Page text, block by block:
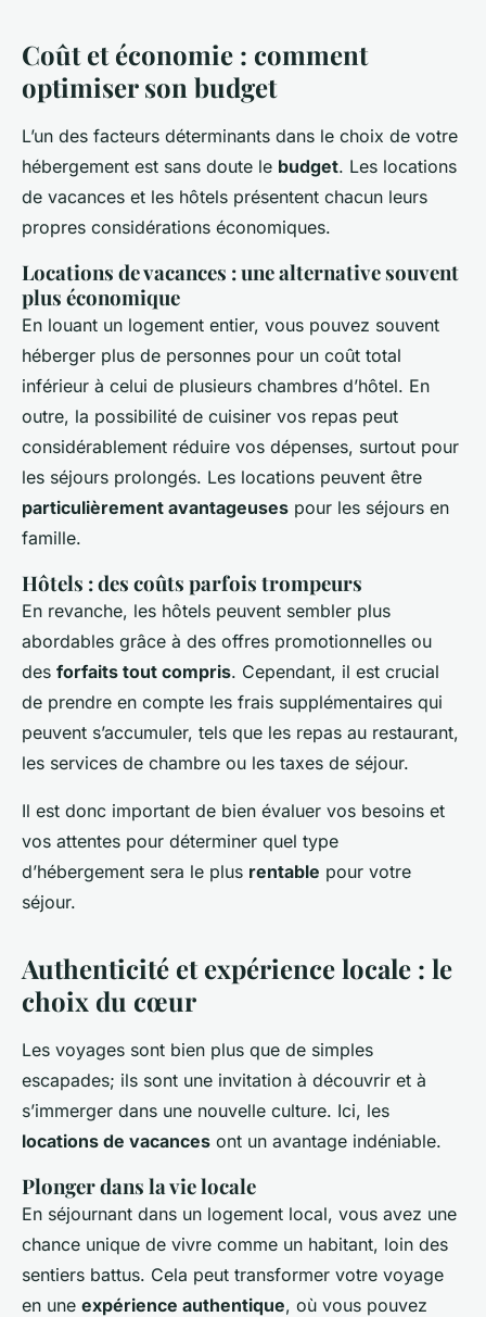
Coût et économie : comment
optimiser son budget
L’un des facteurs déterminants dans le choix de votre
hébergement est sans doute le budget. Les locations
de vacances et les hôtels présentent chacun leurs
propres considérations économiques.
Locations de vacances : une alternative souvent
plus économique
En louant un logement entier, vous pouvez souvent
héberger plus de personnes pour un coût total
inférieur à celui de plusieurs chambres d’hôtel. En
outre, la possibilité de cuisiner vos repas peut
considérablement réduire vos dépenses, surtout pour
les séjours prolongés. Les locations peuvent être
particulièrement avantageuses pour les séjours en
famille.
Hôtels : des coûts parfois trompeurs
En revanche, les hôtels peuvent sembler plus
abordables grâce à des offres promotionnelles ou
des forfaits tout compris. Cependant, il est crucial
de prendre en compte les frais supplémentaires qui
peuvent s’accumuler, tels que les repas au restaurant,
les services de chambre ou les taxes de séjour.
Il est donc important de bien évaluer vos besoins et
vos attentes pour déterminer quel type
d’hébergement sera le plus rentable pour votre
séjour.
Authenticité et expérience locale : le
choix du cœur
Les voyages sont bien plus que de simples
escapades; ils sont une invitation à découvrir et à
s’immerger dans une nouvelle culture. Ici, les
locations de vacances ont un avantage indéniable.
Plonger dans la vie locale
En séjournant dans un logement local, vous avez une
chance unique de vivre comme un habitant, loin des
sentiers battus. Cela peut transformer votre voyage
en une expérience authentique, où vous pouvez